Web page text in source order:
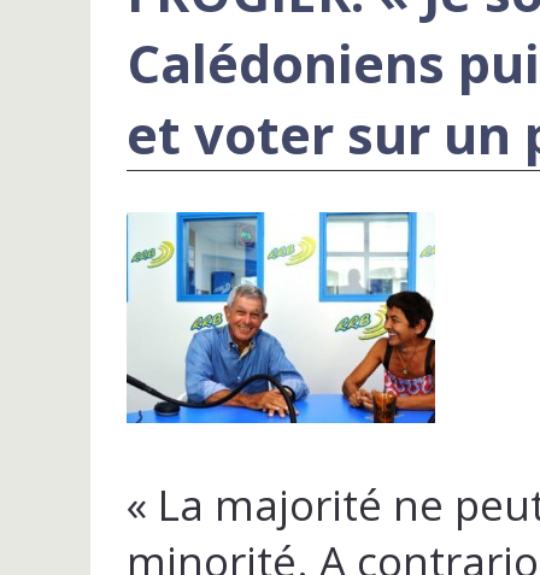
Calédoniens
et voter sur un
« La majorité ne
minorité. A